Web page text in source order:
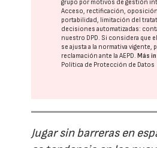
grupo por motivos de gestión
Acceso, rectificación,
portabilidad, limitación del
decisiones automatizadas:
nuestro DPD. Si considera que
se ajusta a la normativa vigente,
reclamación ante laAEPD. Más
Política de Protección de Datos
Jugar sin barreras en